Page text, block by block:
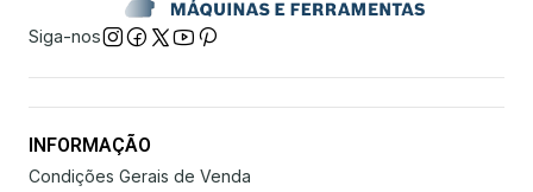
Siga-nos
INFORMAÇÃO
Condições Gerais de Venda